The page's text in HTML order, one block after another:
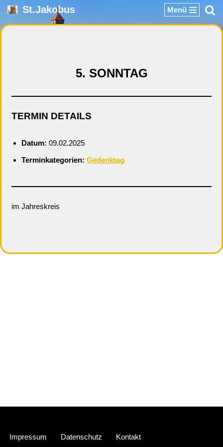
Zum
St.Jakobus Menü
5. SONNTAG
TERMIN DETAILS
Datum: 09.02.2025
Terminkategorien: Gedenktag
im Jahreskreis
Impressum Datenschutz Kontakt